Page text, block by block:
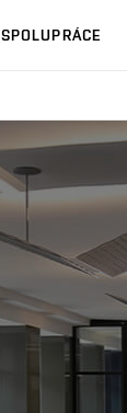
SPOLUPRÁCE